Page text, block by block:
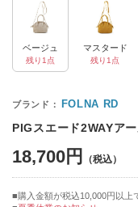
ベージュ
残り1点
マスタード
残り1点
FOLNA RD
PIGスエード2WAYア
18,700円
購入金額が税込10,000円以上